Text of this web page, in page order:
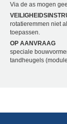
Via de as mogen
rotatieremmen niet
toepassen.
OP AANVRAAG
speciale
tandheugels